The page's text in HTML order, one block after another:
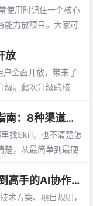
使用时记住一个核心
能力放项目。大家可
省心。
放
全面开放，带来了
级。此次升级的核
TRAE SOLO获取与安装Skill完全指南：8种渠道从入门到精通
找Skill，也不清楚怎
楚，从最简单到最硬
TRAE 会话导出功能详解：从新手到高手的AI协作进阶指南
术方案、项目规则，